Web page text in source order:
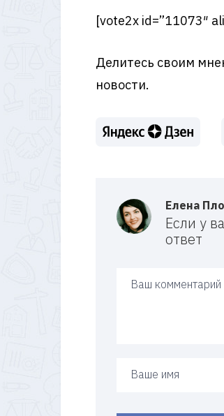
[vote2x id=”11073″
Делитесь своим
новости.
Елена
Если у
ответ